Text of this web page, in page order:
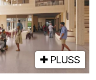
PLUSS